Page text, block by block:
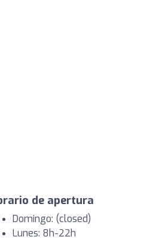
de apertura
Domingo: (closed)
Lunes: 8h-22h